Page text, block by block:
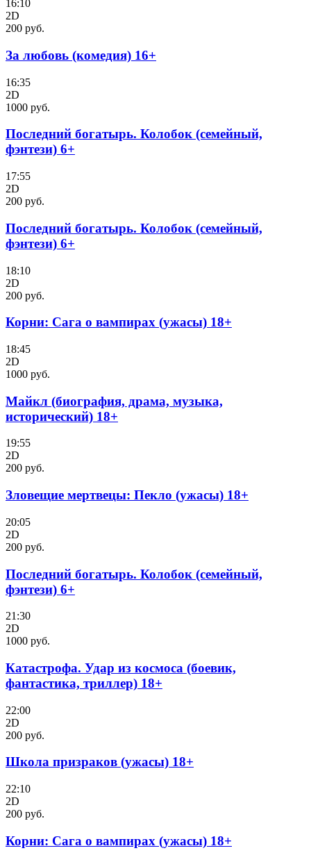
16:10
2D
200 руб.
За любовь (комедия) 16+
16:35
2D
1000 руб.
Последний богатырь. Колобок (семейный,
фэнтези) 6+
17:55
2D
200 руб.
Последний богатырь. Колобок (семейный,
фэнтези) 6+
18:10
2D
200 руб.
Корни: Сага о вампирах (ужасы) 18+
18:45
2D
1000 руб.
Майкл (биография, драма, музыка,
исторический) 18+
19:55
2D
200 руб.
Зловещие мертвецы: Пекло (ужасы) 18+
20:05
2D
200 руб.
Последний богатырь. Колобок (семейный,
фэнтези) 6+
21:30
2D
1000 руб.
Катастрофа. Удар из космоса (боевик,
фантастика, триллер) 18+
22:00
2D
200 руб.
Школа призраков (ужасы) 18+
22:10
2D
200 руб.
Корни: Сага о вампирах (ужасы) 18+